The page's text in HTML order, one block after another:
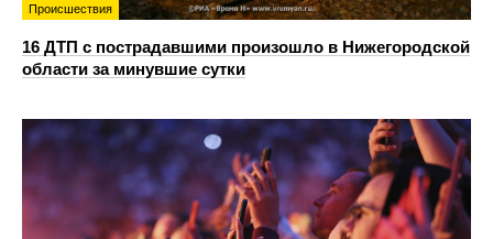
Происшествия
16 ДТП с пострадавшими произошло в Нижегородской
области за минувшие сутки